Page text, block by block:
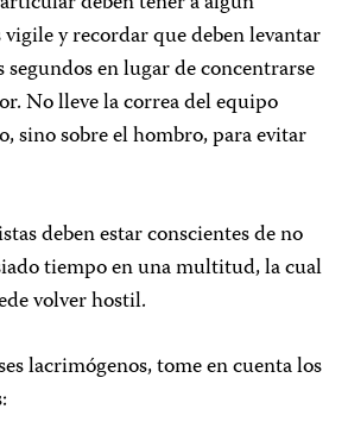
y recordar que deben levantar
segundos en lugar de concentrarse
No lleve la correa del equipo
sino sobre el hombro, para evitar
deben estar conscientes de no
tiempo en una multitud, la cual
volver hostil.
lacrimógenos, tome en cuenta los